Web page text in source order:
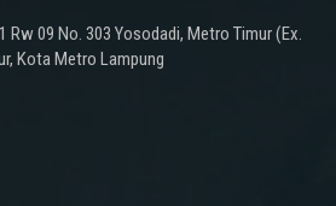
Rw 09 No. 303 Yosodadi, Metro Timur (Ex.
Kota Metro Lampung